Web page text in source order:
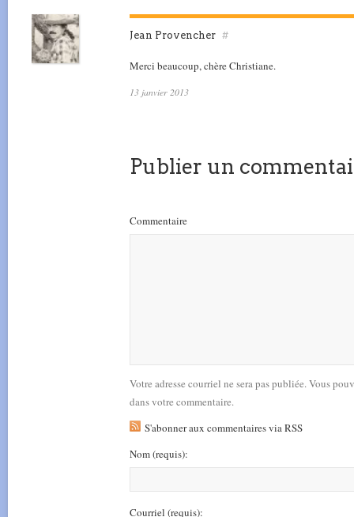
Jean Provencher #
Merci beaucoup, chère Christiane.
13 janvier 2013
Publier un
Commentaire
Votre adresse courriel ne sera pas publiée. Vous
dans votre commentaire.
S'abonner aux commentaires via RSS
Nom(requis):
Courriel (requis):